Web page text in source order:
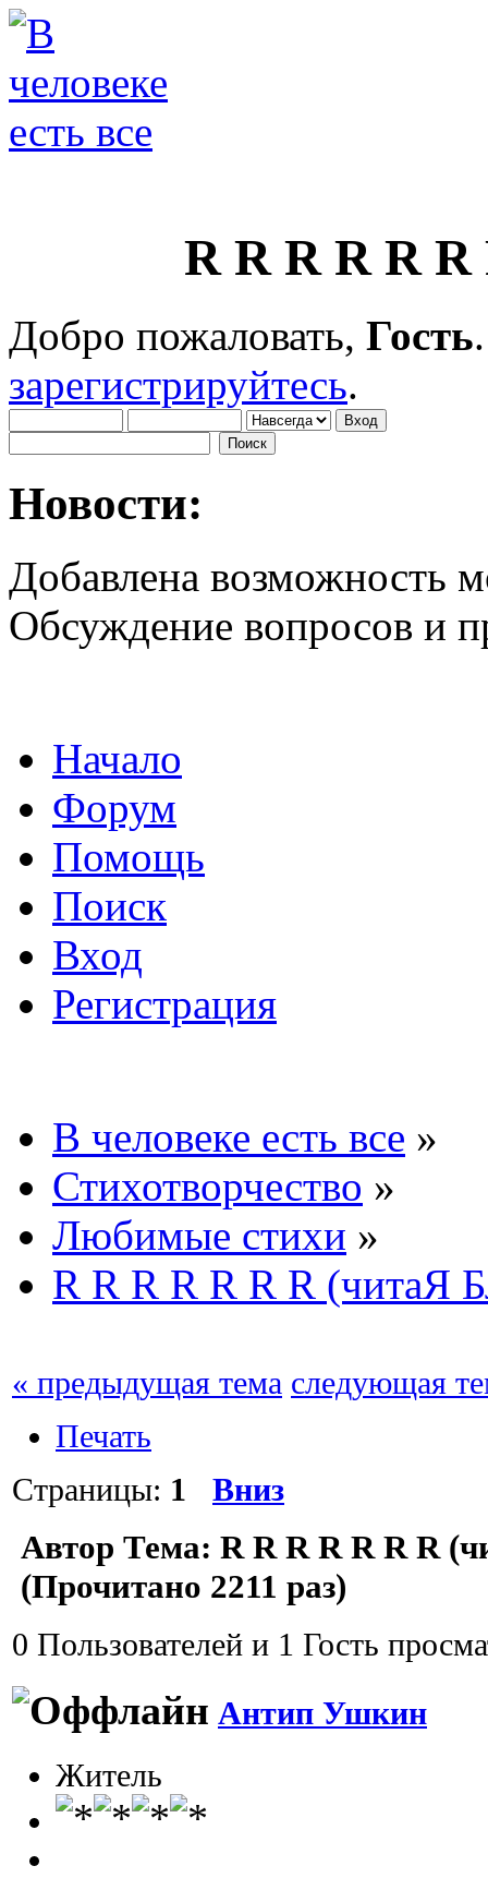
R R R R R
Добро пожаловать, Гость
зарегистрируйтесь.
Новости:
Добавлена возможность
Обсуждение вопросов и
Начало
Форум
Помощь
Поиск
Вход
Регистрация
В человеке есть все »
Стихотворчество »
Любимые стихи »
R R R R R R R (читаЯ
« предыдущая тема следующая
Печать
Страницы: 1 Вниз
Автор Тема: R R R R R R R
(Прочитано 2211 раз)
0 Пользователей и 1 Гость
Антип Ушкин
Житель